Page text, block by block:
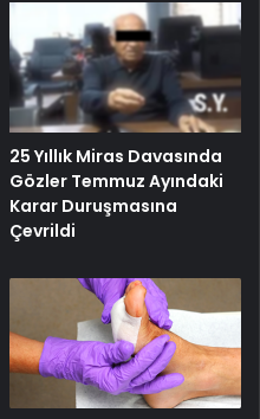
25 Yıllık Miras Davasında
Gözler Temmuz Ayındaki
Karar Duruşmasına
Çevrildi